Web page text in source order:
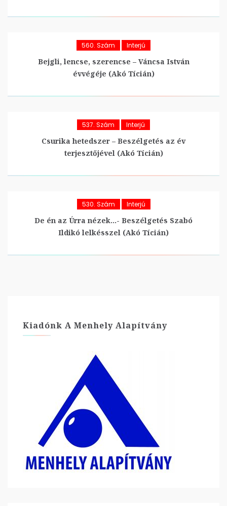
560. Szám Interjú
Bejgli, lencse, szerencse – Váncsa István
évvégéje (Akó Tícián)
537. Szám Interjú
Csurika hetedszer – Beszélgetés az év
terjesztőjével (Akó Tícián)
530. Szám Interjú
De én az Úrra nézek…- Beszélgetés Szabó
Ildikó lelkésszel (Akó Tícián)
Kiadónk A Menhely Alapítvány